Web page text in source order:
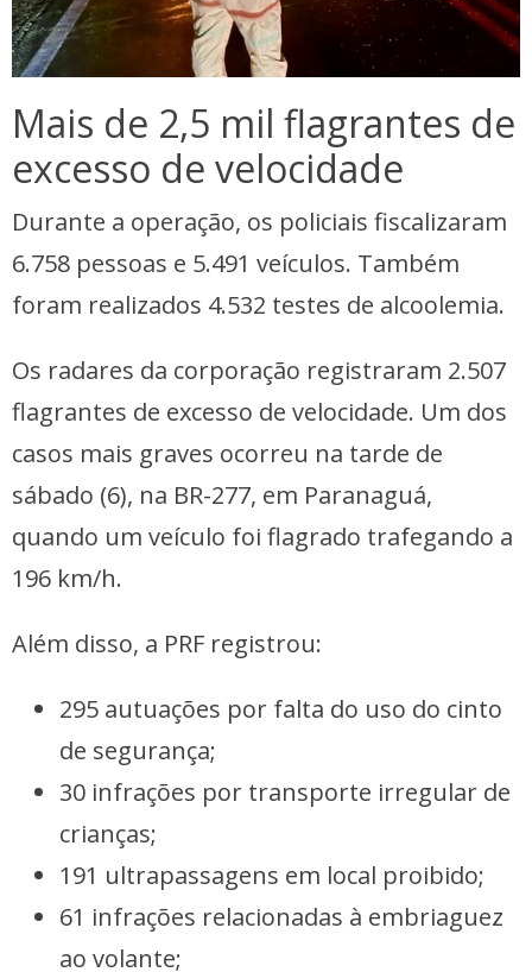
Mais de 2,5 mil flagrantes de
excesso de velocidade
Durante a operação, os policiais fiscalizaram
6.758 pessoas e 5.491 veículos. Também
foram realizados 4.532 testes de alcoolemia.
Os radares da corporação registraram 2.507
flagrantes de excesso de velocidade. Um dos
casos mais graves ocorreu na tarde de
sábado (6), na BR-277, em Paranaguá,
quando um veículo foi flagrado trafegando a
196 km/h.
Além disso, a PRF registrou:
295 autuações por falta do uso do cinto
de segurança;
30 infrações por transporte irregular de
crianças;
191 ultrapassagens em local proibido;
61 infrações relacionadas à embriaguez
ao volante;